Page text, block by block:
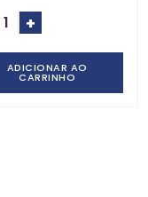
+
ADICIONAR AO
CARRINHO